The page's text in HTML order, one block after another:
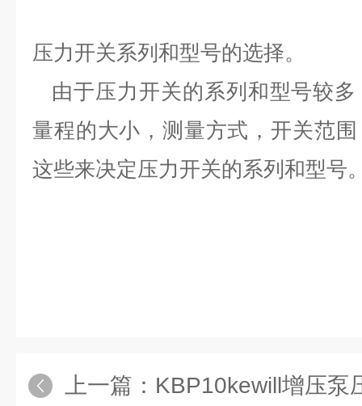
压力开关系列和型号的选择。
由于压力开关的系列和型号较
量程的大小，测量方式，开关范
这些来决定压力开关的系列和型号
上一篇： KBP10kewill增压泵